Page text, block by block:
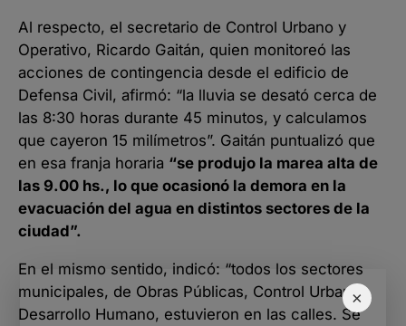
×
Al respecto, el secretario de Control Urbano y
Operativo, Ricardo Gaitán, quien monitoreó las
acciones de contingencia desde el edificio de
Defensa Civil, afirmó: “la lluvia se desató cerca de
las 8:30 horas durante 45 minutos, y calculamos
que cayeron 15 milímetros”. Gaitán puntualizó que
en esa franja horaria “se produjo la marea alta de
las 9.00 hs., lo que ocasionó la demora en la
evacuación del agua en distintos sectores de la
ciudad”.
En el mismo sentido, indicó: “todos los sectores
municipales, de Obras Públicas, Control Urbano,
Desarrollo Humano, estuvieron en las calles. Se